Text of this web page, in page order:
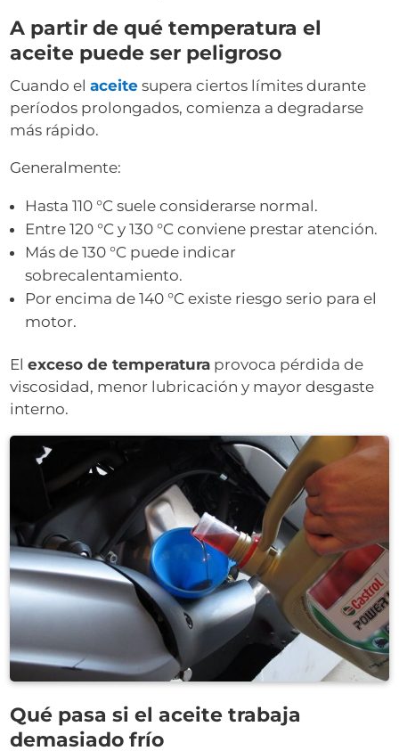
A partir de qué temperatura el
aceite puede ser peligroso
Cuando elaceite supera ciertos límites durante
períodos prolongados, comienza a degradarse
más rápido.
Generalmente:
Hasta 110 °C suele considerarse normal.
Entre 120 °C y 130 °C conviene prestar atención.
Más de 130 °C puede indicar
sobrecalentamiento.
Por encima de 140 °C existe riesgo serio para el
motor.
Elexceso de temperatura provoca pérdida de
viscosidad, menor lubricación y mayor desgaste
interno.
Qué pasa si el aceite trabaja
demasiado frío